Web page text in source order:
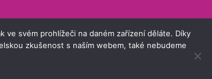
ve svém prohlížeči na daném zařízení děláte. Díky
zkušenost s naším webem, také nebudeme